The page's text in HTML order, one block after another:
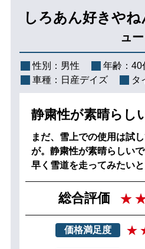
しろあん好きやね
ュー
性別： 男性 年齢： 40
車種： 日産デイズ タ
静粛性が素晴らし
まだ、雪上での使用は試
が。静粛性が素晴らしいで
早く雪道を走ってみたいと
総合評価
価格満足度